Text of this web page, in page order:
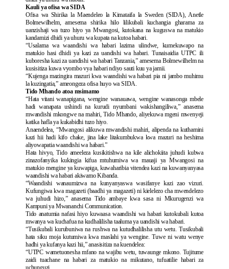
Kauli ya ofisa wa SIDA
Ofisa wa Shirika la Maendeleo la Kimataifa la Sweden (SIDA), Anetle
Bolmewilhelm, amesema shirika hilo lilikubali kuchangia gharama za
uanzishaji wa tuzo hiyo ya Mwangosi, kutokana na kuguswa na matukio
kandamizi dhidi ya uhuru wa kupata na kutoa habari.
“Usalama wa waandishi wa habari lazima ulindwe, kumekuwapo na
matukio hasi dhidi ya kazi za uandishi wa habari. Tunaisaidia UTPC ili
kuboresha kazi za uandishi wa habari Tanzania,” amesema Bolmewilhelm na
kusisitiza kuwa vyombo vya habari ndiyo sauti kuu ya jamii.
“Kujenga mazingira mazuri kwa waandishi wa habari pia ni jambo muhimu
la kuzingatia,” ameongeza ofisa huyo wa SIDA.
Tido Mhando atoa msimamo
“Hata vitani wanapigana, wengine wanauawa, wengine wanasonga mbele
hadi wanapata ushindi na kurudi nyumbani wakishangiliwa,” anasema
mwandishi mkongwe na mahiri, Tido Mhando, aliyekuwa mgeni mwenyeji
katika hafla ya kukabidhi tuzo hiyo.
Anaendelea, “Mwangosi alikuwa mwandishi mahiri, alipenda na kuthamini
kazi hii hadi kifo chake, jina lake litakumbukwa kwa mazuri na heshima
aliyowapatia waandishi wa habari.”
Hata hivyo, Tido ameeleza kusikitishwa na kile alichokiita juhudi kubwa
zinazofanyika kukingia kifua mtuhumiwa wa mauaji ya Mwangosi na
matukio mengine ya kuwapiga, kuwaharibia vitendea kazi na kuwanyanyasa
waandishi wa habari akiwamo Kibanda.
“Waandishi wanaumizwa na kunyanyaswa wasifanye kazi zao vizuri.
Kufungiwa kwa magazeti (baadhi ya magazeti) ni kielelezo cha mwendelezo
wa juhudi hizo,” anasema Tido ambaye kwa sasa ni Mkurugenzi wa
Kampuni ya Mwananchi Communication.
Tido anatumia nafasi hiyo kuwaasa waandishi wa habari kutokubali kutoa
mwanya wa kuchafua na kudhalilisha taaluma ya uandishi wa habari.
“Tusikubali kurubuniwa na rushwa na kutudhalilisha utu wetu. Tusikubali
hata siku moja kutumiwa kwa maslahi ya wengine. Tuwe ni watu wenye
hadhi ya kufanya kazi hii,” anasisitiza na kuendelea:
“UTPC wametuonesha mfano na wajibu wetu, tuwaunge mkono. Tujitume
zaidi tuachane na habari za matukio na mikutano, tufuatilie habari za
uchunguzi.